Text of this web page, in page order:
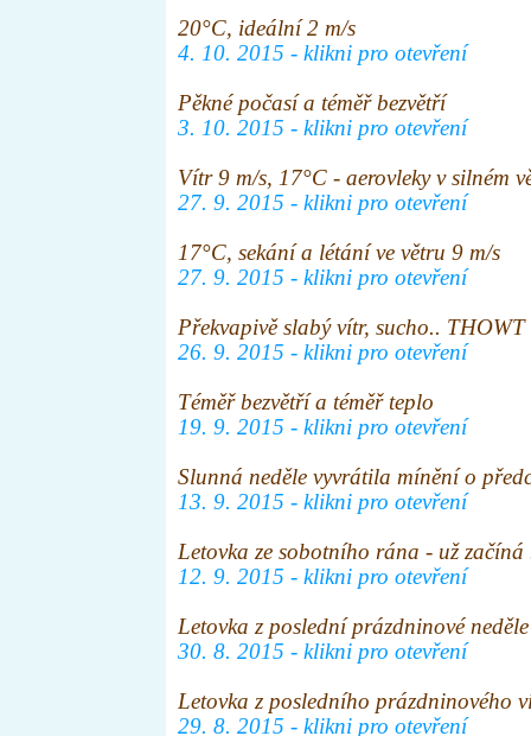
20°C, ideální 2 m/s
4. 10. 2015 - klikni pro otevření
Pěkné počasí a téměř bezvětří
3. 10. 2015 - klikni pro otevření
Vítr 9 m/s, 17°C - aerovleky v silném
27. 9. 2015 - klikni pro otevření
17°C, sekání a létání ve větru 9 m/s
27. 9. 2015 - klikni pro otevření
Překvapivě slabý vítr, sucho..
26. 9. 2015 - klikni pro otevření
Téměř bezvětří a téměř teplo
19. 9. 2015 - klikni pro otevření
Slunná neděle vyvrátila mínění o
13. 9. 2015 - klikni pro otevření
Letovka ze sobotního rána - už
12. 9. 2015 - klikni pro otevření
Letovka z poslední prázdninové neděle
30. 8. 2015 - klikni pro otevření
Letovka z posledního prázdninového
29. 8. 2015 - klikni pro otevření